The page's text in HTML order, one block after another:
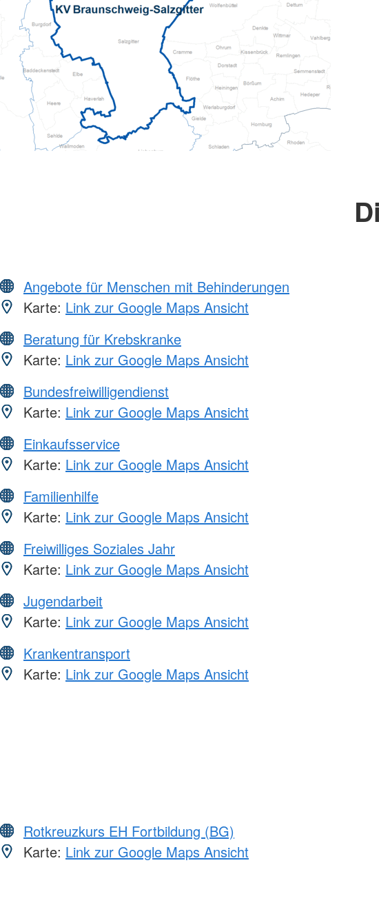
Angebote für Menschen mit Behinderungen
Karte: Link zur Google Maps Ansicht
Beratung für Krebskranke
Karte: Link zur Google Maps Ansicht
Bundesfreiwilligendienst
Karte: Link zur Google Maps Ansicht
Einkaufsservice
Karte: Link zur Google Maps Ansicht
Familienhilfe
Karte: Link zur Google Maps Ansicht
Freiwilliges Soziales Jahr
Karte: Link zur Google Maps Ansicht
Jugendarbeit
Karte: Link zur Google Maps Ansicht
Krankentransport
Karte: Link zur Google Maps Ansicht
Rotkreuzkurs EH Fortbildung (BG)
Karte: Link zur Google Maps Ansicht